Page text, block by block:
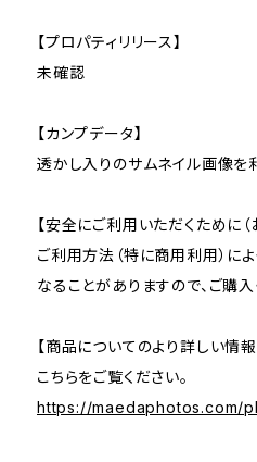
【プロパティリリース】
未確認
【カンプデータ】
透かし入りのサムネイル画像
【安全にご利用いただくために（
ご利用方法（特に商用利用）に
なることがありますので、ご購
【商品についてのより詳しい情報
こちらをご覧ください。
https://maedaphotos.com/